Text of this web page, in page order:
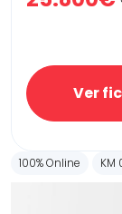
Ver
100% Online KM